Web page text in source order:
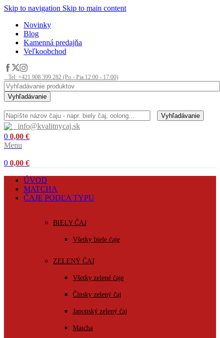
Skip to navigation Skip to main content
Novinky
Blog
Kamenná predajňa
Veľkoobchod
Tel: +421 908 399 282 (Po - Pia 12:00 - 17:00)
Vyhľadávanie
Vyhľadávanie
info@kvalitnycaj.sk
0 0,00 €
Menu
0 0,00 €
ÚVOD
MATCHA
ČAJE PODĽA TYPU
BIELY ČAJ
Všetky biele čaje
ZELENÝ ČAJ
Všetky zelené čaje
Čínsky zelený čaj
Japonský zelený čaj
Matcha